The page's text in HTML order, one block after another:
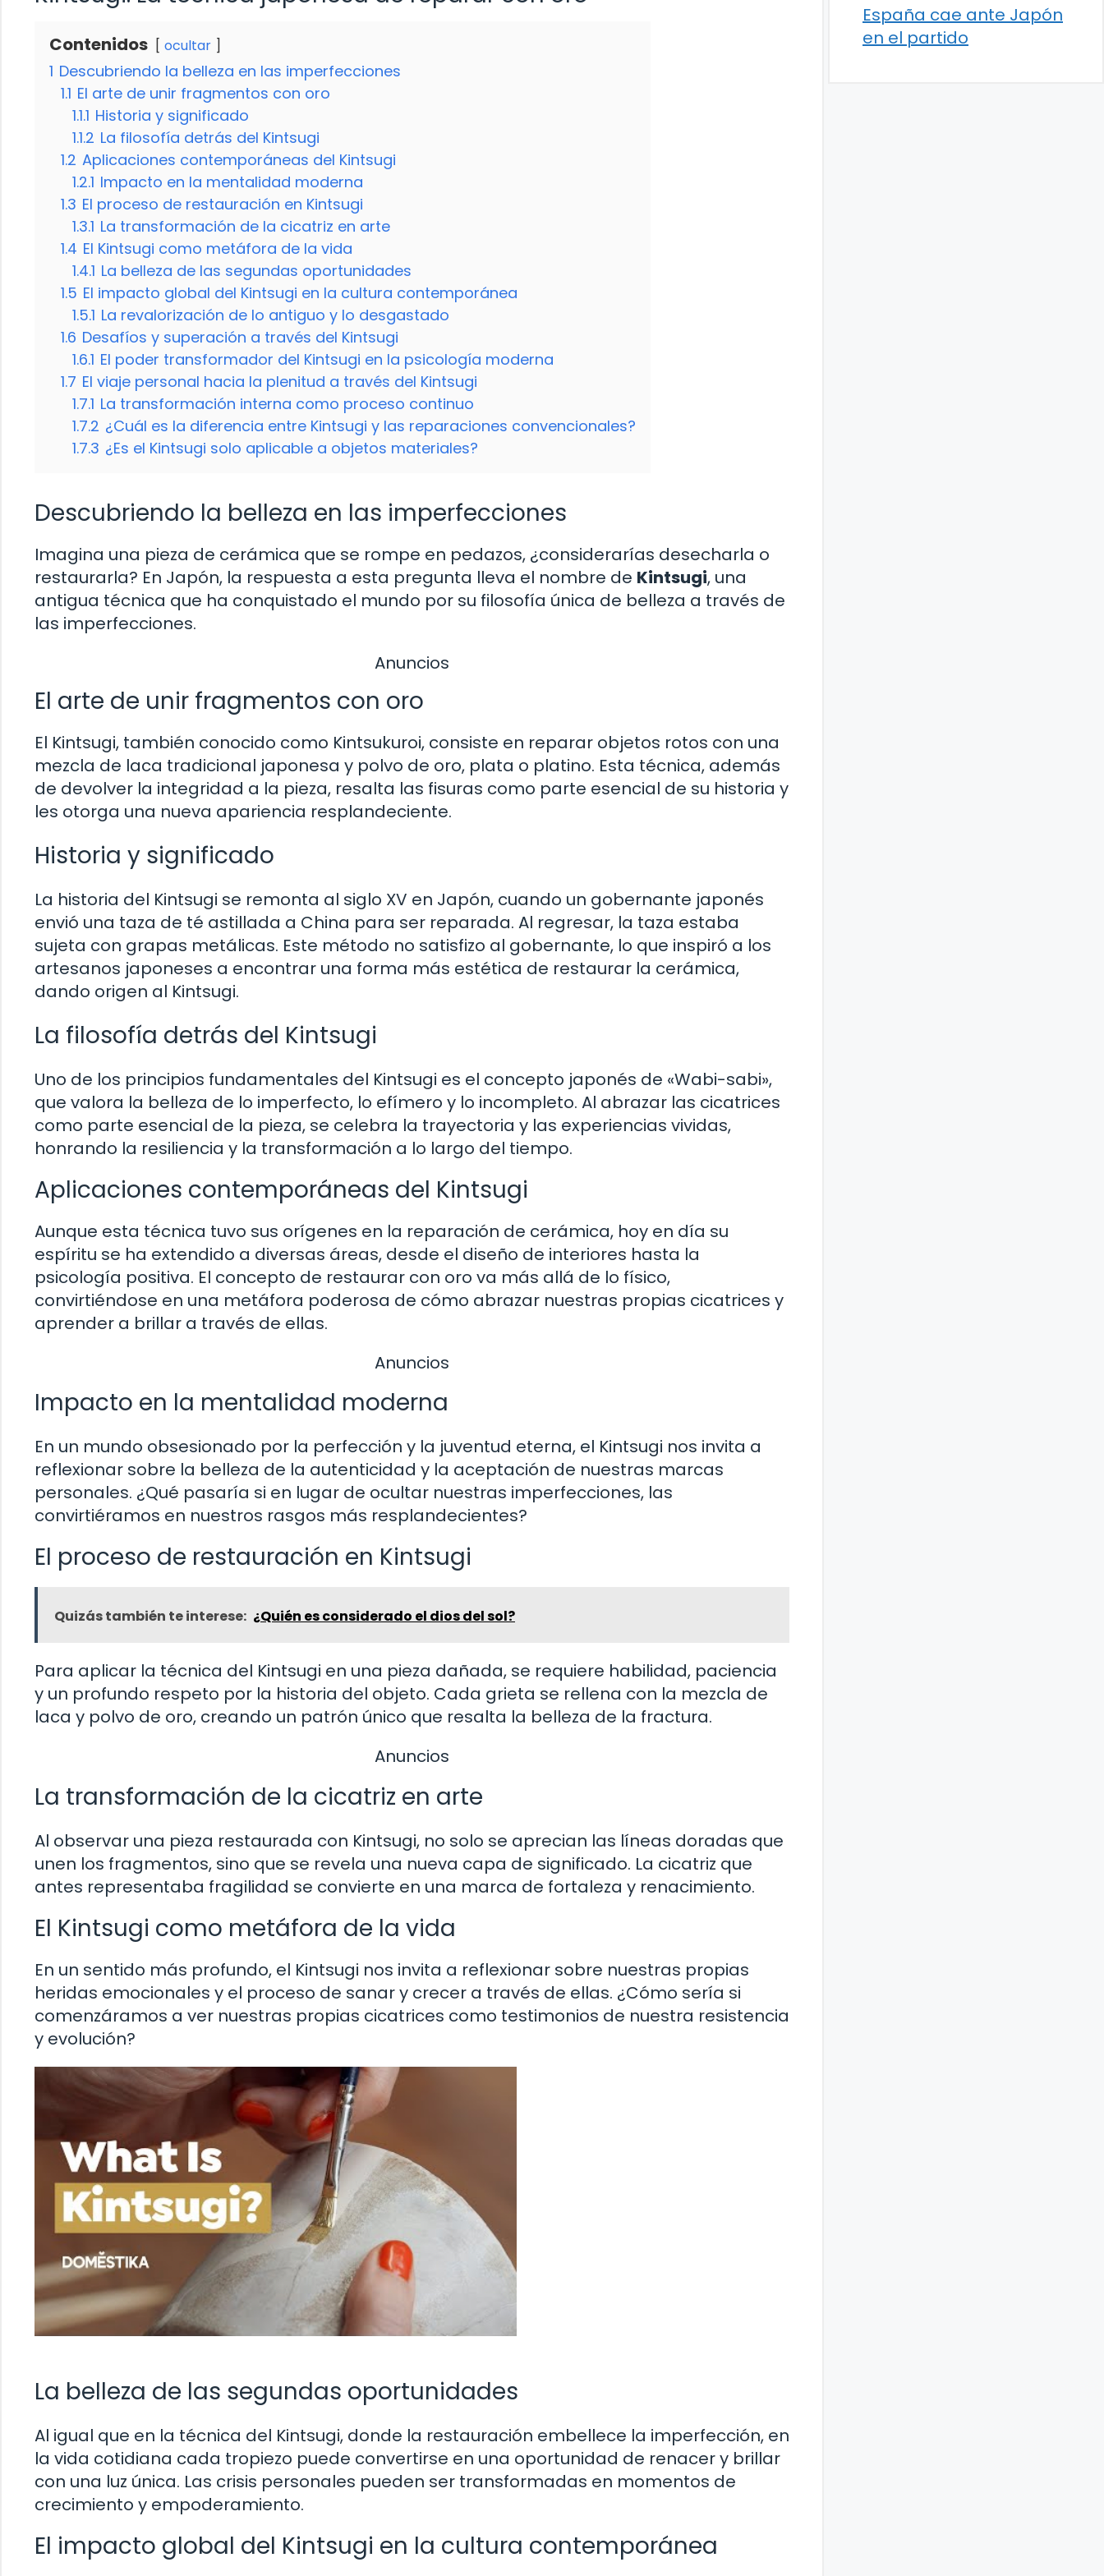
Contenidos ocultar
1 Descubriendo la belleza en las imperfecciones
1.1 El arte de unir fragmentos con oro
1.1.1 Historia y significado
1.1.2 La filosofía detrás del Kintsugi
1.2 Aplicaciones contemporáneas del Kintsugi
1.2.1 Impacto en la mentalidad moderna
1.3 El proceso de restauración en Kintsugi
1.3.1 La transformación de la cicatriz en arte
1.4 El Kintsugi como metáfora de la vida
1.4.1 La belleza de las segundas oportunidades
1.5 El impacto global del Kintsugi en la cultura contemporánea
1.5.1 La revalorización de lo antiguo y lo desgastado
1.6 Desafíos y superación a través del Kintsugi
1.6.1 El poder transformador del Kintsugi en la psicología moderna
1.7 El viaje personal hacia la plenitud a través del Kintsugi
1.7.1 La transformación interna como proceso continuo
1.7.2 ¿Cuál es la diferencia entre Kintsugi y las reparaciones convencionales?
1.7.3 ¿Es el Kintsugi solo aplicable a objetos materiales?
Descubriendo la belleza en las imperfecciones
Imagina una pieza de cerámica que se rompe en pedazos, ¿considerarías desecharla o
restaurarla? En Japón, la respuesta a esta pregunta lleva el nombre de Kintsugi, una
antigua técnica que ha conquistado el mundo por su filosofía única de belleza a través de
las imperfecciones.
Anuncios
El arte de unir fragmentos con oro
El Kintsugi, también conocido como Kintsukuroi, consiste en reparar objetos rotos con una
mezcla de laca tradicional japonesa y polvo de oro, plata o platino. Esta técnica, además
de devolver la integridad a la pieza, resalta las fisuras como parte esencial de su historia y
les otorga una nueva apariencia resplandeciente.
Historia y significado
La historia del Kintsugi se remonta al siglo XV en Japón, cuando un gobernante japonés
envió una taza de té astillada a China para ser reparada. Al regresar, la taza estaba
sujeta con grapas metálicas. Este método no satisfizo al gobernante, lo que inspiró a los
artesanos japoneses a encontrar una forma más estética de restaurar la cerámica,
dando origen al Kintsugi.
La filosofía detrás del Kintsugi
Uno de los principios fundamentales del Kintsugi es el concepto japonés de «Wabi-sabi»,
que valora la belleza de lo imperfecto, lo efímero y lo incompleto. Al abrazar las cicatrices
como parte esencial de la pieza, se celebra la trayectoria y las experiencias vividas,
honrando la resiliencia y la transformación a lo largo del tiempo.
Aplicaciones contemporáneas del Kintsugi
Aunque esta técnica tuvo sus orígenes en la reparación de cerámica, hoy en día su
espíritu se ha extendido a diversas áreas, desde el diseño de interiores hasta la
psicología positiva. El concepto de restaurar con oro va más allá de lo físico,
convirtiéndose en una metáfora poderosa de cómo abrazar nuestras propias cicatrices y
aprender a brillar a través de ellas.
Anuncios
Impacto en la mentalidad moderna
En un mundo obsesionado por la perfección y la juventud eterna, el Kintsugi nos invita a
reflexionar sobre la belleza de la autenticidad y la aceptación de nuestras marcas
personales. ¿Qué pasaría si en lugar de ocultar nuestras imperfecciones, las
convirtiéramos en nuestros rasgos más resplandecientes?
El proceso de restauración en Kintsugi
Quizás también te interese: ¿Quién es considerado el dios del sol?
Para aplicar la técnica del Kintsugi en una pieza dañada, se requiere habilidad, paciencia
y un profundo respeto por la historia del objeto. Cada grieta se rellena con la mezcla de
laca y polvo de oro, creando un patrón único que resalta la belleza de la fractura.
Anuncios
La transformación de la cicatriz en arte
Al observar una pieza restaurada con Kintsugi, no solo se aprecian las líneas doradas que
unen los fragmentos, sino que se revela una nueva capa de significado. La cicatriz que
antes representaba fragilidad se convierte en una marca de fortaleza y renacimiento.
El Kintsugi como metáfora de la vida
En un sentido más profundo, el Kintsugi nos invita a reflexionar sobre nuestras propias
heridas emocionales y el proceso de sanar y crecer a través de ellas. ¿Cómo sería si
comenzáramos a ver nuestras propias cicatrices como testimonios de nuestra resistencia
y evolución?
La belleza de las segundas oportunidades
Al igual que en la técnica del Kintsugi, donde la restauración embellece la imperfección, en
la vida cotidiana cada tropiezo puede convertirse en una oportunidad de renacer y brillar
con una luz única. Las crisis personales pueden ser transformadas en momentos de
crecimiento y empoderamiento.
El impacto global del Kintsugi en la cultura contemporánea
España cae ante Japón
en el partido